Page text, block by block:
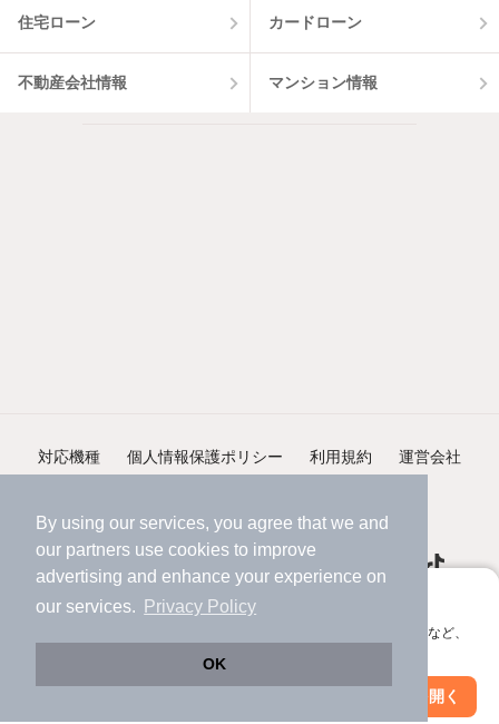
By using our services, you agree that we and
our partners use cookies to improve
advertising and enhance your experience on
our services.
Privacy Policy
OK
アプリに切り替えて、サクサクお部屋探し
会員登録なしですぐ使える。マップ検索やお気に入り保存など、
アプリを開く
絞り込み条件を変更
住宅ローン カードローン
不動産会社情報 マンション情報
対応機種 個人情報保護ポリシー 利用規約 運営会社
©NIFTY Lifestyle Co., Ltd.